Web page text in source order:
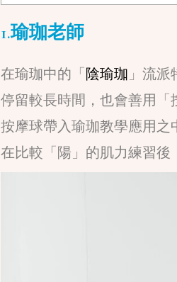
1.瑜珈老師
在瑜珈中的「陰瑜珈 」流
停留較長時間，也會善用
按摩球帶入瑜珈教學應用
在比較「陽」的肌力練習後